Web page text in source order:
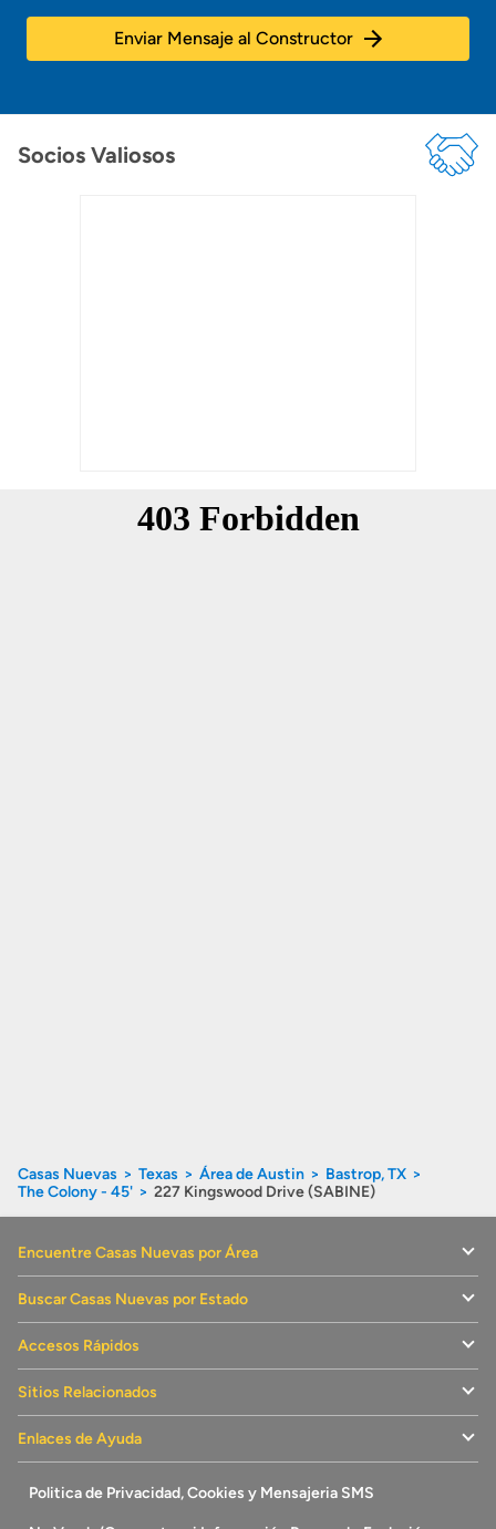
Enviar Mensaje al Constructor
Socios Valiosos
Casas Nuevas Texas Área de Austin
Bastrop, TX
The Colony - 45'
227 Kingswood Drive (SABINE)
Encuentre Casas Nuevas por Área
Buscar Casas Nuevas por Estado
Accesos Rápidos
Sitios Relacionados
Enlaces de Ayuda
Politica de Privacidad, Cookies y Mensajeria SMS